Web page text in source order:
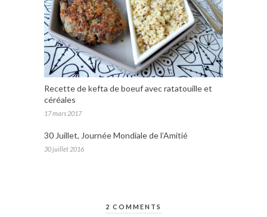
Recette de kefta de boeuf avec ratatouille et
céréales
17 mars 2017
30 Juillet, Journée Mondiale de l’Amitié
30 juillet 2016
2 COMMENTS